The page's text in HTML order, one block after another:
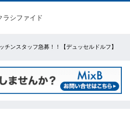
ラシファイド
ンスタッフ急募！！【デュッセルドルフ】